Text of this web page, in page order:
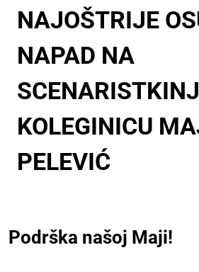
NAJOŠTRIJE
NAPAD NA
KOLEGINICU
PELEVIĆ
Podrška našoj Maji!